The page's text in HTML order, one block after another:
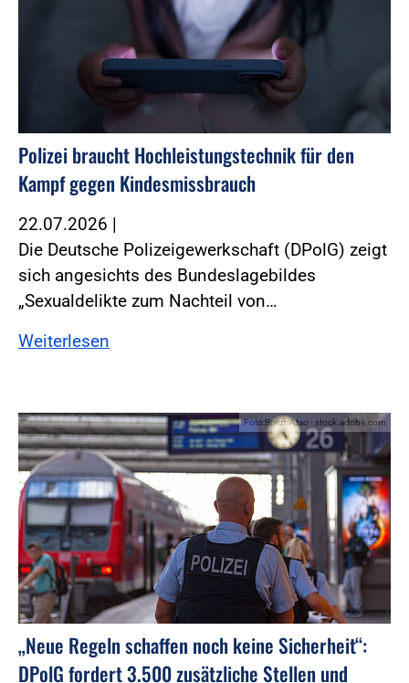
Polizei braucht Hochleistungstechnik für den
Kampf gegen Kindesmissbrauch
22.07.2026 |
Die Deutsche Polizeigewerkschaft (DPolG) zeigt
sich angesichts des Bundeslagebildes
„Sexualdelikte zum Nachteil von…
Weiterlesen
Foto:BreizhAtao - stock.adobe.com
„Neue Regeln schaffen noch keine Sicherheit“:
DPolG fordert 3.500 zusätzliche Stellen und